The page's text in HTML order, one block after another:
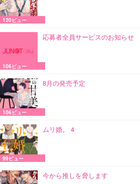
120ビュー
応募者全員サービスのお知らせ
106ビュー
8月の発売予定
106ビュー
ムリ婚。 4
99ビュー
今から推しを脅します